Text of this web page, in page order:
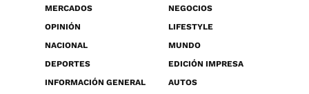
MERCADOS
NEGOCIOS
OPINIÓN
LIFESTYLE
NACIONAL
MUNDO
DEPORTES
EDICIÓN IMPRESA
INFORMACIÓN GENERAL
AUTOS